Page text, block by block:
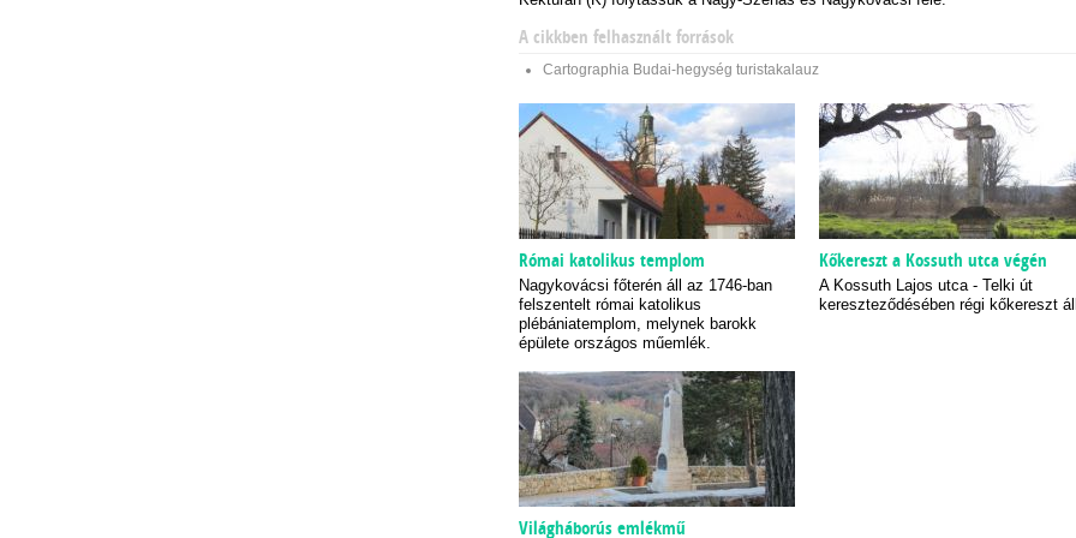
A cikkben felhasznált források
Cartographia Budai-hegység turistakalauz
Római katolikus templom
Nagykovácsi főterén áll az 1746-ban
felszentelt római katolikus
plébániatemplom, melynek barokk
épülete országos műemlék.
Kőkereszt a Kossuth utca végén
A Kossuth Lajos utca - Telki út
kereszteződésében régi kőkereszt
Világháborús emlékmű